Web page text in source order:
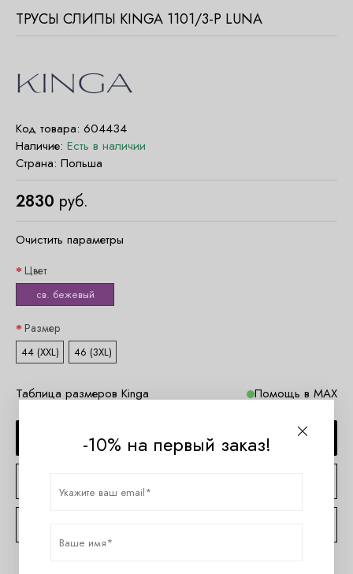
ТРУСЫ СЛИПЫ KINGA 1101/3-P LUNA
Код товара: 604434
Наличие: Есть в наличии
Страна: Польша
2830 руб.
Очистить параметры
Цвет
св. бежевый
Размер
44 (XXL) 46 (3XL)
Таблица размеров Kinga Помощь в MAX
ДОБАВИТЬ В КОРЗИНУ
-10% на первый заказ!